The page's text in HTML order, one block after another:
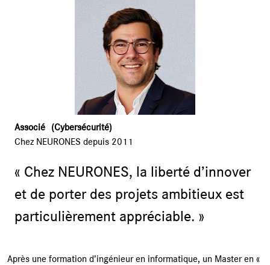
Associé
(Cybersécurité)
Chez NEURONES depuis 2011
« Chez NEURONES, la liberté d’innover
et de porter des projets ambitieux est
particulièrement appréciable. »
Après une formation d’ingénieur en informatique, un Master en «